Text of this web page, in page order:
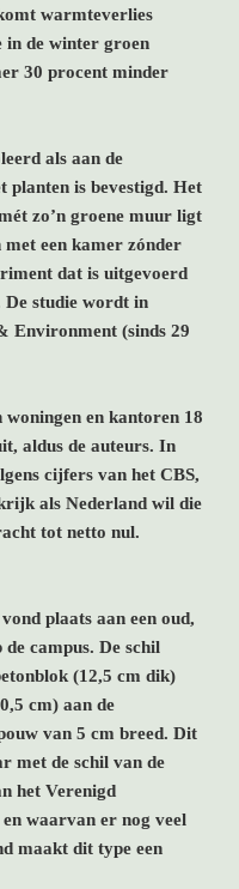
warmteverlies
in de winter groen
30 procent minder
als aan de
planten is bevestigd. Het
zo’n groene muur ligt
een kamer zónder
dat is uitgevoerd
studie wordt in
Environment (sinds 29
en kantoren 18
aldus de auteurs. In
cijfers van het CBS,
als Nederland wil die
tot netto nul.
plaats aan een oud,
campus. De schil
(12,5 cm dik)
cm) aan de
van 5 cm breed. Dit
met de schil van de
het Verenigd
waarvan er nog veel
maakt dit type een